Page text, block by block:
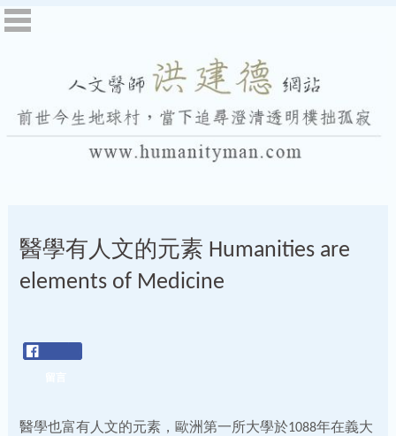
醫學有人文的元素 Humanities are
elements of Medicine
醫學也富有人文的元素，歐洲第一所大學於1088年在義大